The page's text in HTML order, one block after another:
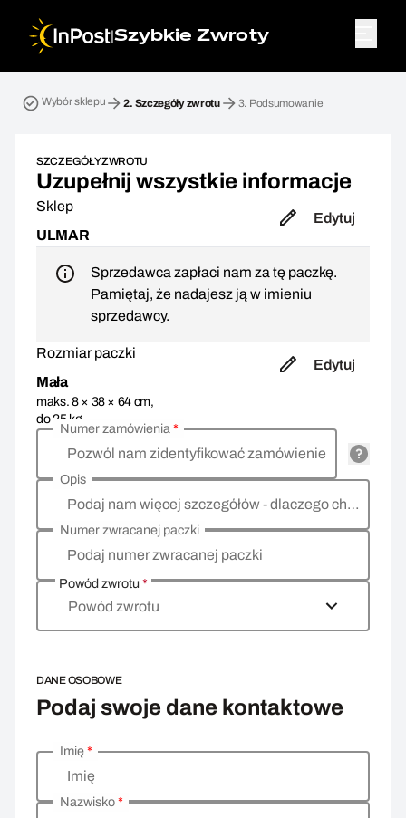
|Szybkie Zwroty
Wybór sklepu 2. Szczegóły zwrotu 3. Podsumowanie
SZCZEGÓŁY ZWROTU
Uzupełnij wszystkie informacje
Sklep
ULMAR
Edytuj
Sprzedawca zapłaci nam za tę paczkę.
Pamiętaj, że nadajesz ją w imieniu
sprzedawcy.
Rozmiar paczki
Mała
maks. 8 × 38 × 64 cm,
do 25 kg
Edytuj
Pozwól nam zidentyfikować zamówienie
Numer zamówienia*
Podaj nam więcej szczegółów - dlaczego chcesz zwrócić towar, co jest powodem?
Opis
Podaj numer zwracanej paczki
Numer zwracanej paczki
Powód zwrotu*
Powód zwrotu
DANE OSOBOWE
Podaj swoje dane kontaktowe
Wprowadź swoje dane osobowe
Imię
Imię*
Nazwisko*